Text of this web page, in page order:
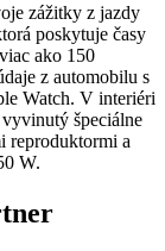
zážitky z jazdy
poskytuje časy
ako 150
z automobilu s
Watch. V interiéri
špeciálne
reproduktormi a
W.